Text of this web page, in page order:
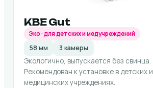
KBE Gut
Эко · для детских и медучреждений
58 мм 3 камеры
Экологично, выпускается без свинца.
Рекомендован к установке в детских и
медицинских учреждениях.